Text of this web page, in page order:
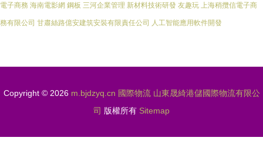
電子商務 海南電影網 鋼板 三河企業管理 新材料技術研發 友趣玩 上海稍攬信電子商
務有限公司 甘肅絲路億安建筑安裝有限責任公司 人工智能應用軟件開發
Copyright © 2026 m.bjdzyq.cn 國際物流 山東晟綺港儲國際物流有限公
司 版權所有 Sitemap